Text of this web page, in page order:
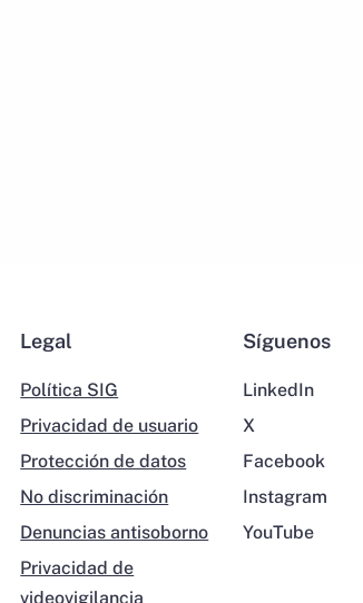
Legal
Política SIG
Privacidad de usuario
Protección de datos
No discriminación
Denuncias antisoborno
Privacidad de
videovigilancia
Síguenos
LinkedIn
X
Facebook
Instagram
YouTube